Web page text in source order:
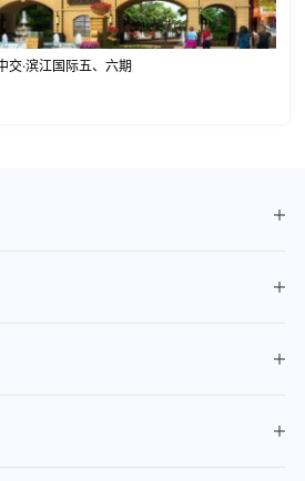
交·滨江国际五、六期